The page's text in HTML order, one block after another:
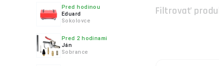
Pred hodinou
Eduard
Sokolovce
Pred 2 hodinami
Ján
Sobrance
Medzi
Filtrovať